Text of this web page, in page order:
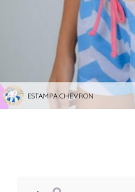
ESTAMPA CHEVRON